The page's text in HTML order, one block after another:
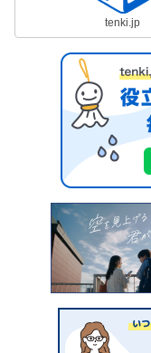
tenki.jp